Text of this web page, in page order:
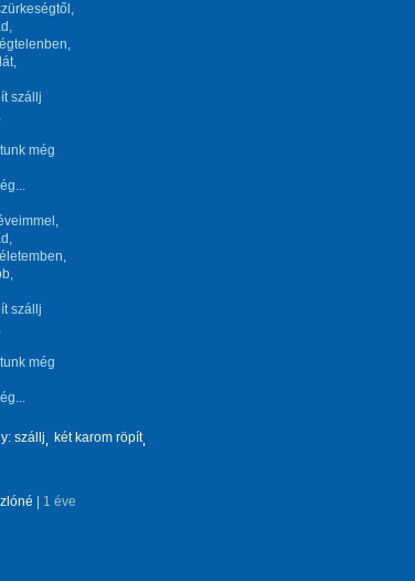
szállj
még
szállj
még
szállj
két karom röpít
1 éve